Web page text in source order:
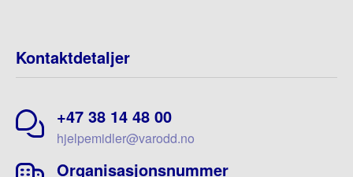
Kontaktdetaljer
+47 38 14 48 00
hjelpemidler@varodd.no
Organisasjonsnummer